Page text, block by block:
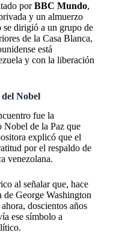
porBBC Mundo,
y un almuerzo
se dirigió a un grupo de
de la Casa Blanca,
está
y con la liberación
Nobel
fue la
Nobel de la Paz que
explicó que el
por el respaldo de
venezolana.
al señalar que, hace
de George Washington
doscientos años
ese símbolo a